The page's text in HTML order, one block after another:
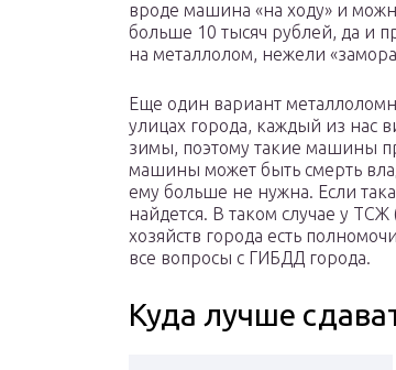
вроде машина «на ходу» и
больше 10 тысяч рублей, да и
на металлолом, нежели
Еще один вариант
улицах города, каждый из нас
зимы, поэтому такие машины
машины может быть смерть
ему больше не нужна. Если
найдется. В таком случае у
хозяйств города есть
все вопросы с ГИБДД города.
Куда лучше